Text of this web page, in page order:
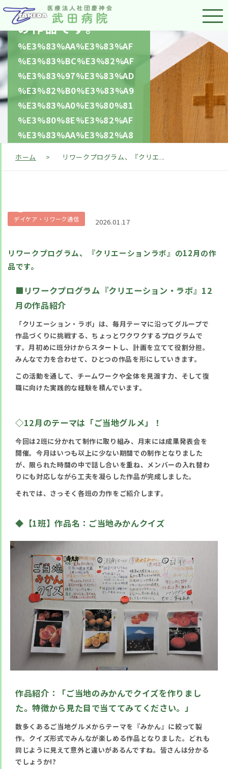
ョンラボ』の12月
の作品です。
%E3%83%AA%E3%83%AF
%E3%83%BC%E3%82%AF
%E3%83%97%E3%83%AD
%E3%82%B0%E3%83%A9
%E3%83%A0%E3%80%81
%E3%80%8E%E3%82%AF
%E3%83%AA%E3%82%A8
%E3%83%A7%E3%83%B3
2
ホーム > リワークプログラム、『クリエ...
デイケア・リワーク通信 2026.01.17
リワークプログラム、『クリエーションラボ』の12月の作
品です。
■ リワークプログラム『クリエーション・ラボ』12
月の作品紹介
「クリエーション・ラボ」は、毎月テーマに沿ってグループで
作品づくりに挑戦する、ちょっとワクワクするプログラムで
す。月初めに班分けからスタートし、計画を立てて役割分担。
みんなで力を合わせて、ひとつの作品を形にしていきます。
この活動を通して、チームワークや全体を見渡す力、そして復
職に向けた実践的な経験を積んでいます。
◇12月のテーマは「ご当地グルメ」！
今回は2班に分かれて制作に取り組み、月末には成果発表会を
開催。今月はいつも以上に少ない期間での制作となりました
が、限られた時間の中で話し合いを重ね、メンバーの入れ替わ
りにも対応しながら工夫を凝らした作品が完成しました。
それでは、さっそく各班の力作をご紹介します。
◆【1班】作品名：ご当地みかんクイズ
作品紹介：
「ご当地のみかんでクイズを作りまし
た。特徴から見た目で当ててみてください。」
数多くあるご当地グルメからテーマを『みかん』に絞って製
作。クイズ形式でみんなが楽しめる作品となりました。どれも
同じように見えて意外と違いがあるんですね。皆さんは分かる
でしょうか!?